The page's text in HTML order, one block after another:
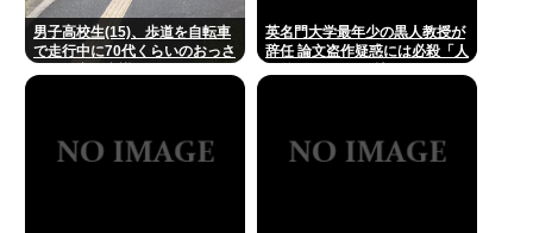
男子高校生(15)、歩道を自転車
で走行中に70代くらいのおっさ
英名門大学最年少の黒人教授が
辞任 論文盗作疑惑には必殺「人